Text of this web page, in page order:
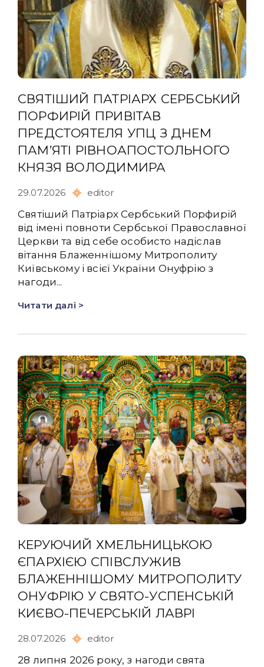
СВЯТІШИЙ ПАТРІАРХ СЕРБСЬКИЙ
ПОРФИРІЙ ПРИВІТАВ
ПРЕДСТОЯТЕЛЯ УПЦ З ДНЕМ
ПАМ’ЯТІ РІВНОАПОСТОЛЬНОГО
КНЯЗЯ ВОЛОДИМИРА
29.07.2026 editor
Святіший Патріарх Сербський Порфирій
від імені повноти Сербської Православної
Церкви та від себе особисто надіслав
вітання Блаженнішому Митрополиту
Київському і всієї України Онуфрію з
нагоди...
Читати далі >
КЕРУЮЧИЙ ХМЕЛЬНИЦЬКОЮ
ЄПАРХІЄЮ СПІВСЛУЖИВ
БЛАЖЕННІШОМУ МИТРОПОЛИТУ
ОНУФРІЮ У СВЯТО-УСПЕНСЬКІЙ
КИЄВО-ПЕЧЕРСЬКІЙ ЛАВРІ
28.07.2026 editor
28 липня 2026 року, з нагоди свята